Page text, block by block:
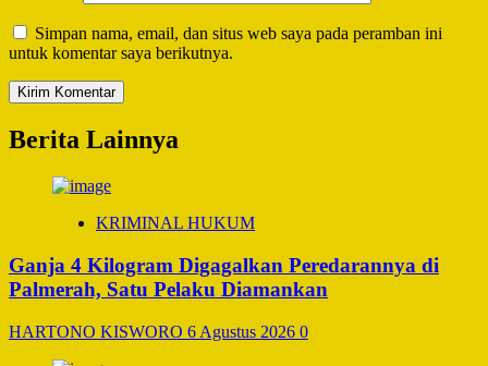
Simpan nama, email, dan situs web saya pada peramban ini
untuk komentar saya berikutnya.
Berita Lainnya
KRIMINAL HUKUM
Ganja 4 Kilogram Digagalkan Peredarannya di
Palmerah, Satu Pelaku Diamankan
HARTONO KISWORO 6 Agustus 2026 0